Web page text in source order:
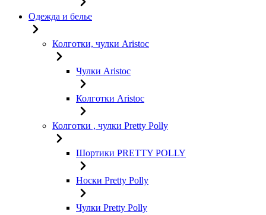
Одежда и белье
Колготки, чулки Aristoc
Чулки Aristoc
Колготки Aristoc
Колготки , чулки Pretty Polly
Шортики PRETTY POLLY
Носки Pretty Polly
Чулки Pretty Polly